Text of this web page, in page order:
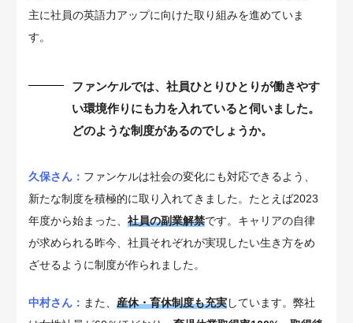
主に社員の英語力アップに向けた取り組みを進めていま
す。
ファンケルでは、社員ひとりひとりが働きやす
い環境作りにも力を入れていると伺いました。
どのような制度があるのでしょうか。
久保さん： ファンケルは社会の変化にも対応できるよう、
新たな制度を積極的に取り入れてきました。たとえば2023
年度から始まった、 社員の副業解禁です。キャリアの自律
が求められる昨今、社員それぞれが実現したい生き方をめ
ざせるように制度が作られました。
中村さん： また、 産休・育休制度も充実しています。弊社